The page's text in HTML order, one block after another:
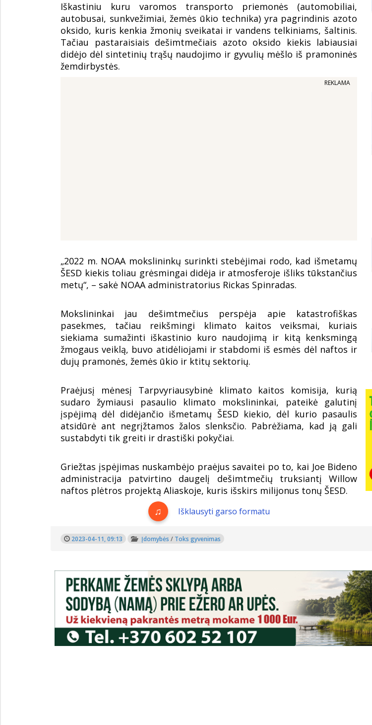
Iškastiniu kuru varomos transporto priemonės (automobiliai,
autobusai, sunkvežimiai, žemės ūkio technika) yra pagrindinis azoto
oksido, kuris kenkia žmonių sveikatai ir vandens telkiniams, šaltinis.
Tačiau pastaraisiais dešimtmečiais azoto oksido kiekis labiausiai
didėjo dėl sintetinių trąšų naudojimo ir gyvulių mėšlo iš pramoninės
žemdirbystės.
REKLAMA
„2022 m. NOAA mokslininkų surinkti stebėjimai rodo, kad išmetamų
ŠESD kiekis toliau grėsmingai didėja ir atmosferoje išliks tūkstančius
metų“, – sakė NOAA administratorius Rickas Spinradas.
Mokslininkai jau dešimtmečius perspėja apie katastrofiškas
pasekmes, tačiau reikšmingi klimato kaitos veiksmai, kuriais
siekiama sumažinti iškastinio kuro naudojimą ir kitą kenksmingą
žmogaus veiklą, buvo atidėliojami ir stabdomi iš esmės dėl naftos ir
dujų pramonės, žemės ūkio ir ktitų sektorių.
Praėjusį mėnesį Tarpvyriausybinė klimato kaitos komisija, kurią
sudaro žymiausi pasaulio klimato mokslininkai, pateikė galutinį
įspėjimą dėl didėjančio išmetamų ŠESD kiekio, dėl kurio pasaulis
atsidūrė ant negrįžtamos žalos slenksčio. Pabrėžiama, kad ją gali
sustabdyti tik greiti ir drastiški pokyčiai.
Griežtas įspėjimas nuskambėjo praėjus savaitei po to, kai Joe Bideno
administracija patvirtino daugelį dešimtmečių truksiantį Willow
naftos plėtros projektą Aliaskoje, kuris išskirs milijonus tonų ŠESD.
Išklausyti garso formatu
2023-04-11, 09:13 Įdomybės / Toks gyvenimas